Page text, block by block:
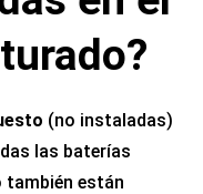
(no instaladas)
las baterías
también están